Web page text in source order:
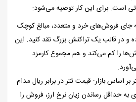
است. برای این کار توصیه می‌شود:
جای فروش‌های خرد و متعدد، مبالغ کوچک
و در قالب یک تراکنش بزرگ نقد کنید. این
را کم می‌کند و هم مجموع کارمزد
اساس بازار: قیمت تتر در برابر ریال مدام
به حداقل رساندن زیان نرخ ارز، فروش را